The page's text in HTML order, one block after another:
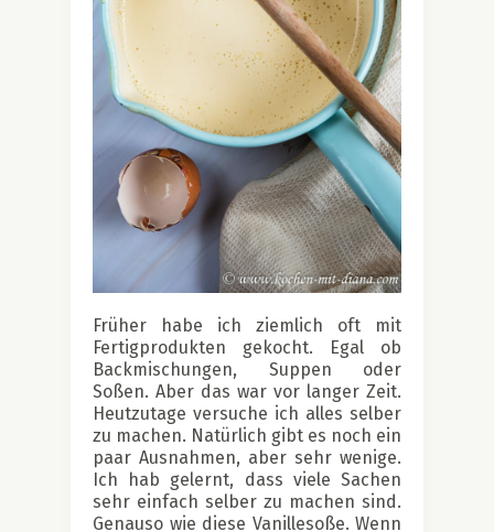
Früher habe ich ziemlich oft mit
Fertigprodukten gekocht. Egal ob
Backmischungen, Suppen oder
Soßen. Aber das war vor langer Zeit.
Heutzutage versuche ich alles selber
zu machen. Natürlich gibt es noch ein
paar Ausnahmen, aber sehr wenige.
Ich hab gelernt, dass viele Sachen
sehr einfach selber zu machen sind.
Genauso wie diese Vanillesoße. Wenn